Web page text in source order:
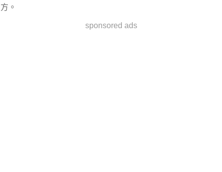
方。
sponsored ads